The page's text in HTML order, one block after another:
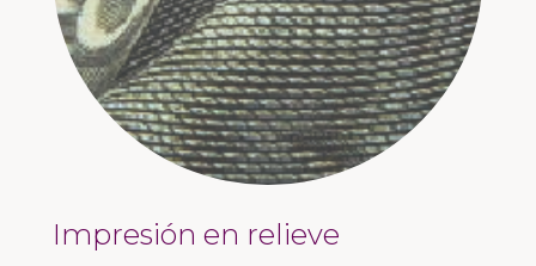
Impresión en relieve